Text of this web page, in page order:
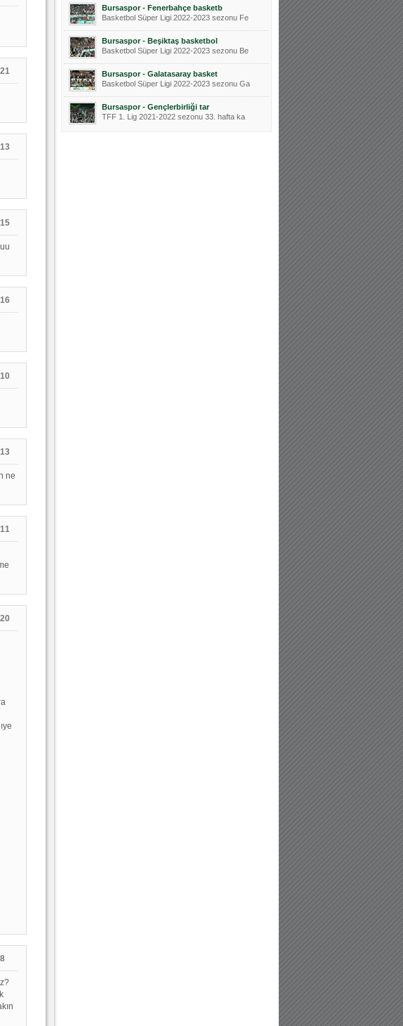
21
13
15
16
10
13
ne
11
20
8
Bursaspor - Fenerbahçe basketb
Basketbol Süper Ligi 2022-2023 sezonu Fe
Bursaspor - Beşiktaş basketbol
Basketbol Süper Ligi 2022-2023 sezonu Be
Bursaspor - Galatasaray basket
Basketbol Süper Ligi 2022-2023 sezonu Ga
Bursaspor - Gençlerbirliği tar
TFF 1. Lig 2021-2022 sezonu 33. hafta ka